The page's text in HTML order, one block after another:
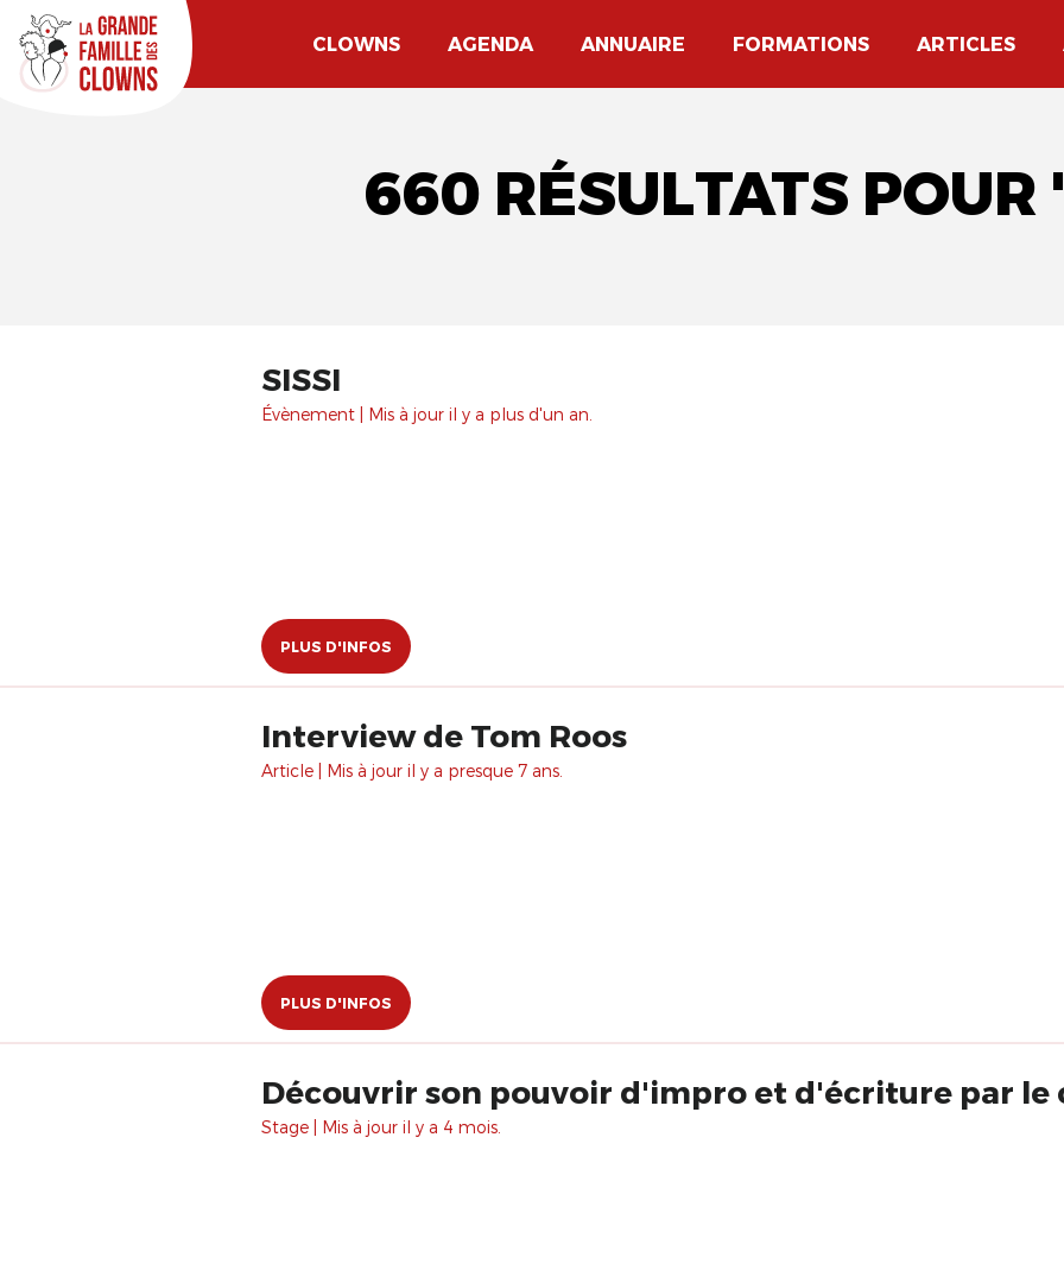
CLOWNS AGENDA ANNUAIRE FORMATIONS ARTICLES
660 RÉSULTATS POUR
SISSI
Évènement | Mis à jour il y a plus d'un an.
PLUS D'INFOS
Interview de Tom Roos
Article | Mis à jour il y a presque 7 ans.
PLUS D'INFOS
Découvrir son pouvoir d'impro et d'écriture par le
Stage | Mis à jour il y a 4 mois.